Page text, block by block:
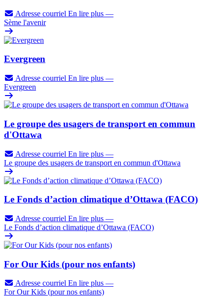
Adresse courriel En lire plus —
Sème l'avenir
Evergreen
Adresse courriel En lire plus —
Evergreen
Le groupe des usagers de transport en commun
d'Ottawa
Adresse courriel En lire plus —
Le groupe des usagers de transport en commun d'Ottawa
Le Fonds d’action climatique d’Ottawa (FACO)
Adresse courriel En lire plus —
Le Fonds d’action climatique d’Ottawa (FACO)
For Our Kids (pour nos enfants)
Adresse courriel En lire plus —
For Our Kids (pour nos enfants)